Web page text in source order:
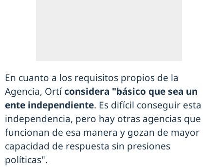
En cuanto a los requisitos propios de la
Agencia, Ortí considera "básico que sea un
ente independiente. Es difícil conseguir esta
independencia, pero hay otras agencias que
funcionan de esa manera y gozan de mayor
capacidad de respuesta sin presiones
políticas".